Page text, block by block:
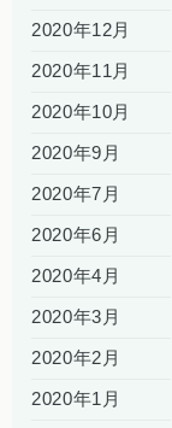
2020年12月
2020年11月
2020年10月
2020年9月
2020年7月
2020年6月
2020年4月
2020年3月
2020年2月
2020年1月